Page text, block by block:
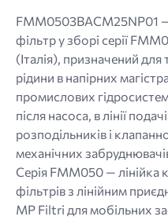
FMM0503BACМ25NP01 —
фільтр у зборі серії
(Італія), призначений
рідини в напірних
промислових
після насоса, в лінії
розподільників і
механічних
Серія FMM050 — лінійка
фільтрів з лінійним
MP Filtri для мобільних